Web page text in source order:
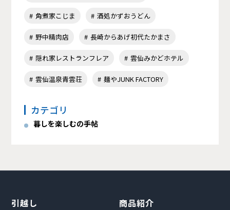
角煮家こじま 酒処かずおうどん
野中精肉店 長崎からあげ初代たかまさ
隠れ家レストランフレア 雲仙みかどホテル
雲仙温泉青雲荘 麺やJUNK FACTORY
カテゴリ
暮しを楽しむの手帖
引越し 商品紹介